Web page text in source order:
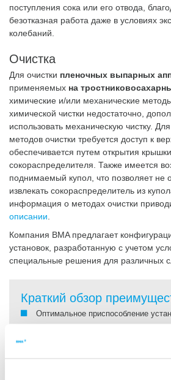
поступления сока или его отвода,
безотказная работа даже в условиях
колебаний.
Очистка
Для очистки пленочных выпарных
применяемых на
химические и/или механические
химической чистки недостаточно,
использовать механическую чистку.
методов очистки требуется доступ к
обеспечивается путем открытия
сокораспределителя. Также имеется
поднимаемый купол, что позволяет не
извлекать сокораспределитель из
информация о методах очистки
описании
Компания BMA предлагает
установок, разработанную с учетом
специальные решения для различных
Краткий обзор
Оптимальное приспособление
соответствующим условиям
Продуманная инженерная